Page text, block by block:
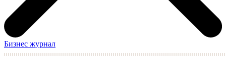
Бизнес журнал